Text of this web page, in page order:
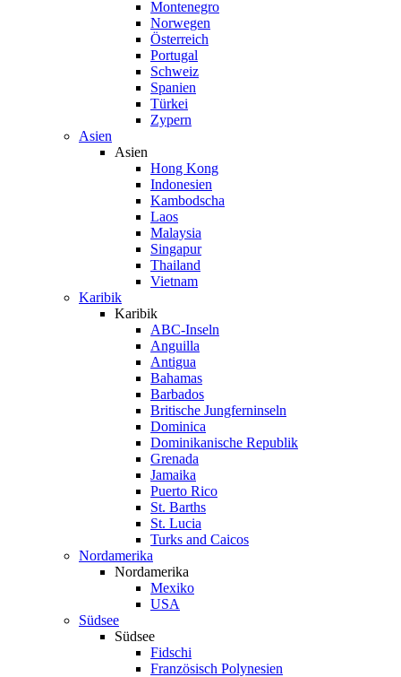
Montenegro
Norwegen
Österreich
Portugal
Schweiz
Spanien
Türkei
Zypern
Asien
Asien
Hong Kong
Indonesien
Kambodscha
Laos
Malaysia
Singapur
Thailand
Vietnam
Karibik
Karibik
ABC-Inseln
Anguilla
Antigua
Bahamas
Barbados
Britische Jungferninseln
Dominica
Dominikanische Republik
Grenada
Jamaika
Puerto Rico
St. Barths
St. Lucia
Turks and Caicos
Nordamerika
Nordamerika
Mexiko
USA
Südsee
Südsee
Fidschi
Französisch Polynesien